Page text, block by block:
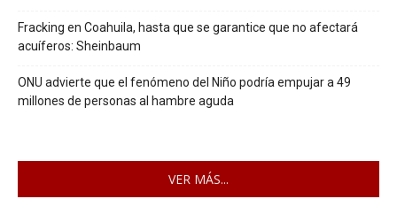
Fracking en Coahuila, hasta que se garantice que no afectará
acuíferos: Sheinbaum
ONU advierte que el fenómeno del Niño podría empujar a 49
millones de personas al hambre aguda
VER MÁS...